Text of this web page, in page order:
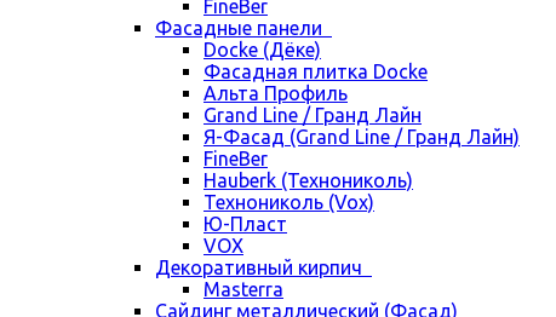
FineBer
Фасадные панели
Docke (Дёке)
Фасадная плитка Docke
Альта Профиль
Grand Line / Гранд Лайн
Я-Фасад (Grand Line / Гранд Лайн)
FineBer
Hauberk (Технониколь)
Технониколь (Vox)
Ю-Пласт
VOX
Декоративный кирпич
Masterra
Сайдинг металлический (Фасад)